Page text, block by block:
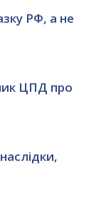
РФ, а не
ЦПД про